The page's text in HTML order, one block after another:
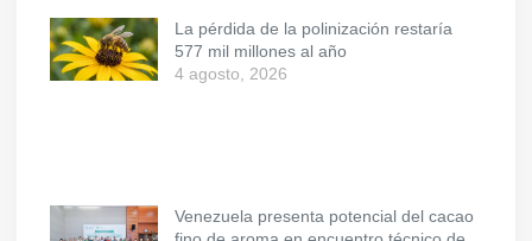
La pérdida de la polinización restaría
577 mil millones al año
4 agosto, 2026
Venezuela presenta potencial del cacao